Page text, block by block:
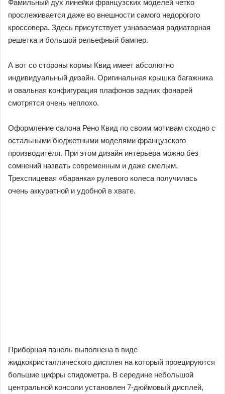
Фамильный дух линейки французских моделей четко
прослеживается даже во внешности самого недорогого
кроссовера. Здесь присутствует узнаваемая радиаторная
решетка и большой рельефный бампер.
А вот со стороны кормы Квид имеет абсолютно
индивидуальный дизайн. Оригинальная крышка багажника
и овальная конфигурация плафонов задних фонарей
смотрятся очень неплохо.
Оформление салона Рено Квид по своим мотивам сходно с
остальными бюджетными моделями французского
производителя. При этом дизайн интерьера можно без
сомнений назвать современным и даже смелым.
Трехспицевая «баранка» рулевого колеса получилась
очень аккуратной и удобной в хвате.
Приборная панель выполнена в виде
жидкокристаллического дисплея на который проецируются
большие цифры спидометра. В середине небольшой
центральной консоли установлен 7-дюймовый дисплей,